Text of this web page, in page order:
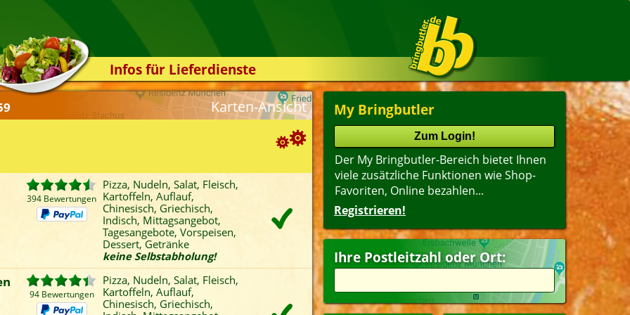
Infos für Lieferdienste
Kassensystem
Zuverlässigkeit
Das Bestellsystem
Der Bestellvorgang
Übertragung
Testshop
Styles
Kontakt
My Bringbutler
Der My Bringbutler-Bereich bietet Ihnen
viele zusätzliche Funktionen wie Shop-
Favoriten, Online bezahlen...
Registrieren!
Ihre Postleitzahl oder Ort:
Suchoptionen
Sortierung:
Bewertung
Rabatt
Onlinezahlung
Mindestbestellwert
Liefergebühr
Name
Alter(ältester Shop zuerst)
Pizza
Nudeln
Fisch
Kartoffeln
Auflauf
Chinesisch
Indisch
Burger
Mittagsangebot
Tagesangebote
Getränke
Karten-Ansicht
394 Bewertungen
Pizza, Nudeln, Salat, Fleisch,
Kartoffeln, Auflauf,
Chinesisch, Griechisch,
Indisch, Mittagsangebot,
Tagesangebote, Vorspeisen,
Dessert, Getränke
keine Selbstabholung!
94 Bewertungen
Pizza, Nudeln, Salat, Fleisch,
Kartoffeln, Auflauf,
Chinesisch, Griechisch,